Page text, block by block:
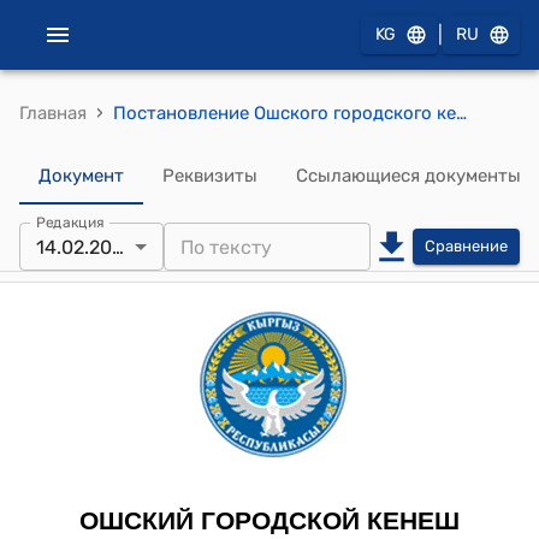
KG RU
Главная › Постановление Ошского городского кенеша от 28 сентября 2021 года №11 "Об утверждении порядка распределения жилья на ипотечных условиях мэрией города Ош" токтому
Документ Реквизиты Ссылающиеся документы
Редакция
14.02.2023 Сравнение